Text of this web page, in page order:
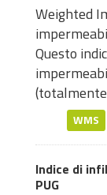
Weighted
Questo
WMS
Indice di
PUG